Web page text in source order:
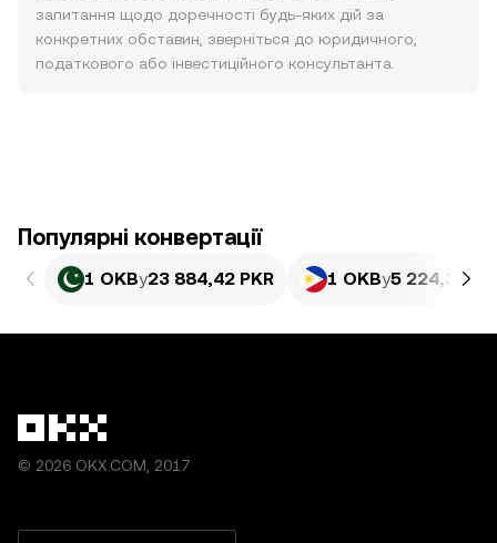
запитання щодо доречності будь-яких дій за
конкретних обставин, зверніться до юридичного,
податкового або інвестиційного консультанта.
Популярні конвертації
1 OKBу23 884,42 PKR 1 OKBу5 224,37
© 2026 OKX.COM, 2017